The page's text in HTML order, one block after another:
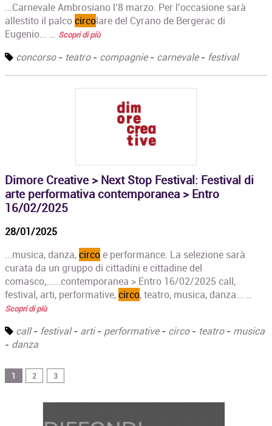
...Carnevale Ambrosiano l’8 marzo. Per l’occasione sarà
allestito il palcocircolare del Cyrano de Bergerac di
Eugenio... … Scopri di più
concorso- teatro- compagnie- carnevale- festival
Dimore Creative > Next Stop Festival: Festival di
arte performativa contemporanea > Entro
16/02/2025
28/01/2025
...musica, danza,circoe performance. La selezione sarà
curata da un gruppo di cittadini e cittadine del
comasco,......contemporanea > Entro 16/02/2025 call,
festival, arti, performative,circo, teatro, musica, danza... …
Scopri di più
call- festival- arti- performative- circo- teatro- musica
- danza
1 2 3